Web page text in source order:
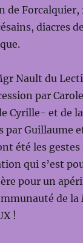
de
diacres
Nault du
par
Cyrille- et de
par Guillaume
été les
qui s’est
pour un
de
!